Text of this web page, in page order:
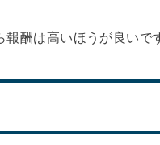
酬は高いほうが良いで